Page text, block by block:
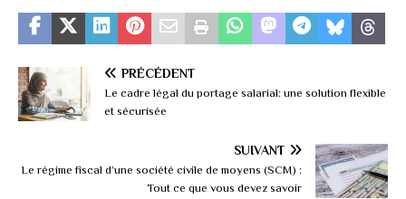
PRÉCÉDENT
Le cadre légal du portage salarial: une solution flexible
et sécurisée
SUIVANT
Le régime fiscal d’une société civile de moyens (SCM) :
Tout ce que vous devez savoir